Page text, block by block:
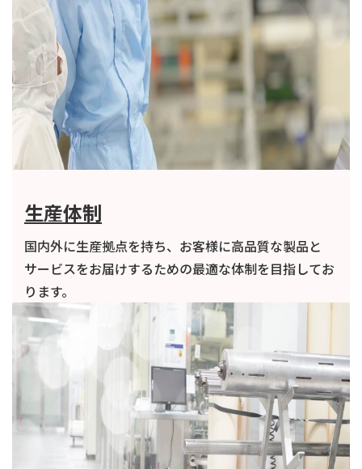
生産体制
国内外に生産拠点を持ち、お客様に高品質な製品と
サービスをお届けするための最適な体制を目指してお
ります。